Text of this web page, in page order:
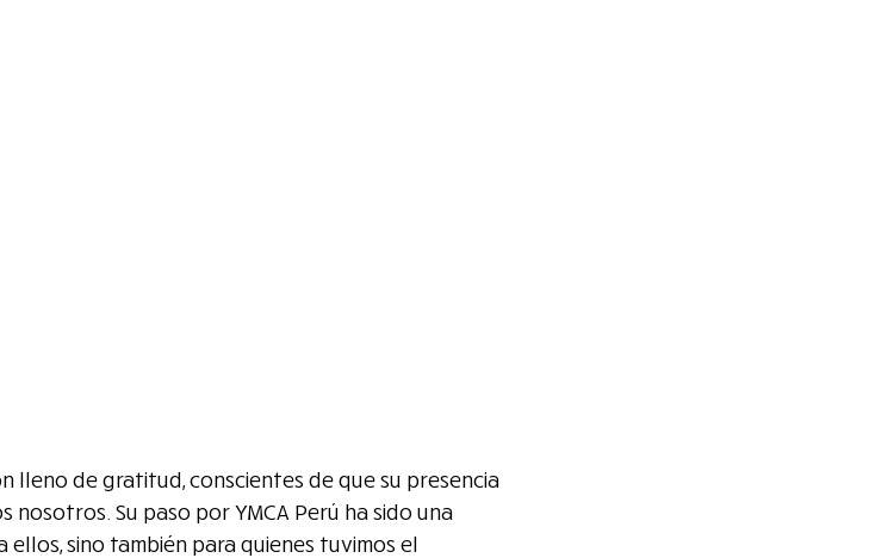
lleno de gratitud, conscientes de que su presencia
Su paso por YMCA Perú ha sido una
sino también para quienes tuvimos el